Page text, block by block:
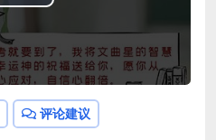
Video
评论建议